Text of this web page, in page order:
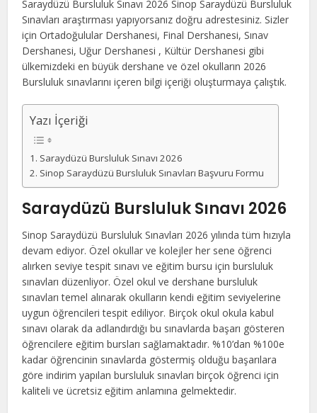
Saraydüzü Bursluluk Sınavı 2026 Sinop Saraydüzü Bursluluk
Sınavları araştırması yapıyorsanız doğru adrestesiniz. Sizler
için Ortadoğulular Dershanesi, Final Dershanesi, Sınav
Dershanesi, Uğur Dershanesi , Kültür Dershanesi gibi
ülkemizdeki en büyük dershane ve özel okulların 2026
Bursluluk sınavlarını içeren bilgi içeriği oluşturmaya çalıştık.
Yazı İçeriği
Saraydüzü Bursluluk Sınavı 2026
Sinop Saraydüzü Bursluluk Sınavları Başvuru Formu
Saraydüzü Bursluluk Sınavı 2026
Sinop Saraydüzü Bursluluk Sınavları 2026 yılında tüm hızıyla
devam ediyor. Özel okullar ve kolejler her sene öğrenci
alırken seviye tespit sınavı ve eğitim bursu için bursluluk
sınavları düzenliyor. Özel okul ve dershane bursluluk
sınavları temel alınarak okulların kendi eğitim seviyelerine
uygun öğrencileri tespit ediliyor. Birçok okul okula kabul
sınavı olarak da adlandırdığı bu sınavlarda başarı gösteren
öğrencilere eğitim bursları sağlamaktadır. %10’dan %100e
kadar öğrencinin sınavlarda göstermiş olduğu başarılara
göre indirim yapılan bursluluk sınavları birçok öğrenci için
kaliteli ve ücretsiz eğitim anlamına gelmektedir.